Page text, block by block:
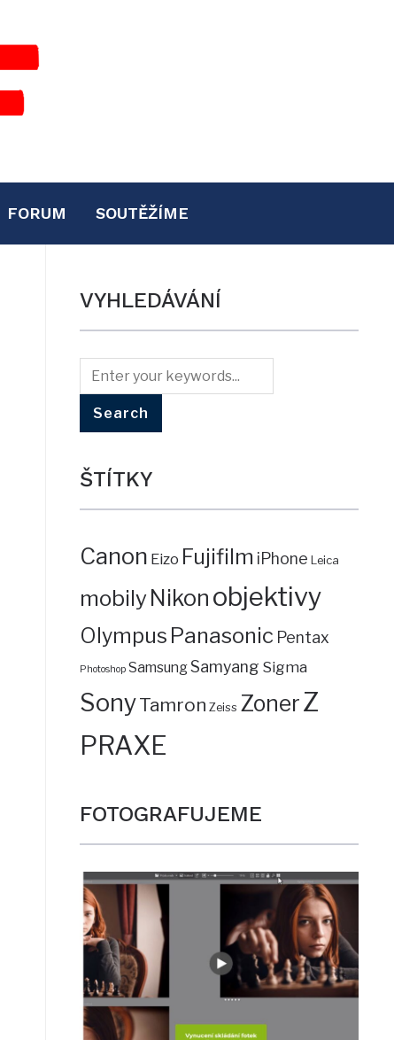
FORUM SOUTĚŽÍME
VYHLEDÁVÁNÍ
ŠTÍTKY
Canon Eizo Fujifilm iPhone Leica
mobilyNikon objektivy
Olympus Panasonic Pentax
Photoshop SamsungSamyang Sigma
SonyTamron Zeiss ZonerZ
PRAXE
FOTOGRAFUJEME